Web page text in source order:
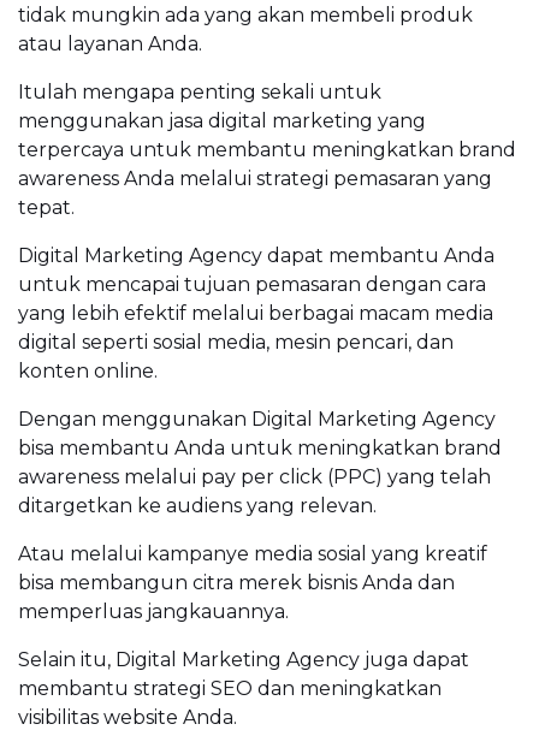
tidak mungkin ada yang akan membeli produk
atau layanan Anda.
Itulah mengapa penting sekali untuk
menggunakan jasa digital marketing yang
terpercaya untuk membantu meningkatkan brand
awareness Anda melalui strategi pemasaran yang
tepat.
Digital Marketing Agency dapat membantu Anda
untuk mencapai tujuan pemasaran dengan cara
yang lebih efektif melalui berbagai macam media
digital seperti sosial media, mesin pencari, dan
konten online.
Dengan menggunakan Digital Marketing Agency
bisa membantu Anda untuk meningkatkan brand
awareness melalui pay per click (PPC) yang telah
ditargetkan ke audiens yang relevan.
Atau melalui kampanye media sosial yang kreatif
bisa membangun citra merek bisnis Anda dan
memperluas jangkauannya.
Selain itu, Digital Marketing Agency juga dapat
membantu strategi SEO dan meningkatkan
visibilitas website Anda.